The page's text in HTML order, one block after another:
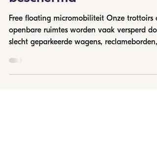
ruimte die moet worden
beschermd
openbare ruimtes worden vaak versperd
slecht geparkeerde wagens,